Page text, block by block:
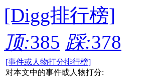
[Digg排行榜]
顶:385 踩:378
[事件或人物打分排行榜]
对本文中的事件或人物打分: